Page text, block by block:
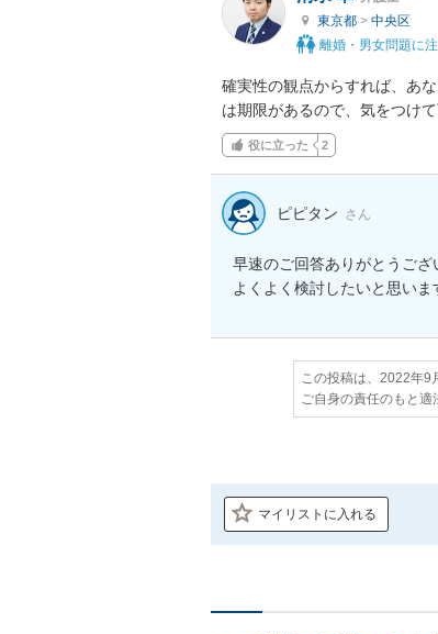
東京都 > 中央区
離婚・男女問題に
確実性の観点からすれば、あ
は期限があるので、気をつけて
役に立った 2
ピピタン さん
早速のご回答ありがとうござ
よくよく検討したいと思いま
この投稿は、2022年9
ご自身の責任のもと
マイリストに入れる